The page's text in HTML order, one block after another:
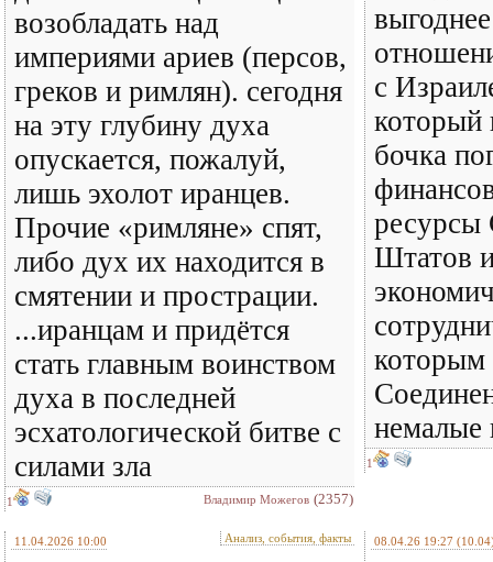
возобладать над
империями ариев (персов,
греков и римлян). сегодня
на эту глубину духа
опускается, пожалуй,
лишь эхолот иранцев.
Прочие «римляне» спят,
либо дух их находится в
смятении и прострации.
...иранцам и придётся
стать главным воинством
духа в последней
эсхатологической битве с
силами зла
1 Владимир Можегов (2357)
с
который
бочка
ресурсы
Штатов
которым
немалые
1
11.04.2026 10:00 Анализ, события, факты 08.04.26 19:27